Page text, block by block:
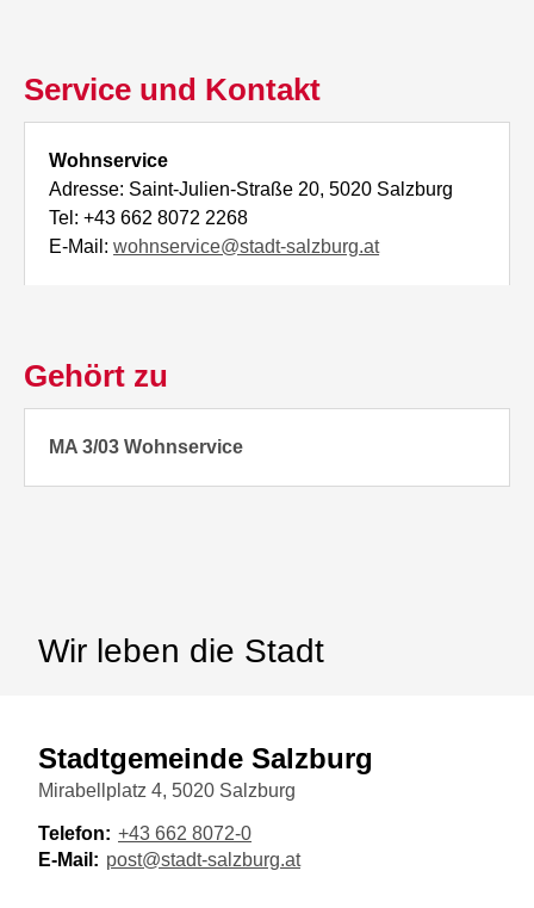
Service und Kontakt
Wohnservice
Adresse: Saint-Julien-Straße 20, 5020 Salzburg
Tel: +43 662 8072 2268
E-Mail:wohnservice@stadt-salzburg.at
Gehört zu
MA 3/03 Wohnservice
Wir leben die Stadt
Stadtgemeinde Salzburg
Mirabellplatz 4, 5020 Salzburg
Telefon: +43 662 8072-0
E-Mail: post@stadt-salzburg.at